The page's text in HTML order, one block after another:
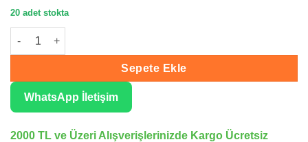
20 adet stokta
Nako Elit Baby Çöl Kumu Bebe Örgü İpliği 00974 adet
Sepete Ekle
WhatsApp İletişim
2000 TL ve Üzeri Alışverişlerinizde Kargo Ücretsiz